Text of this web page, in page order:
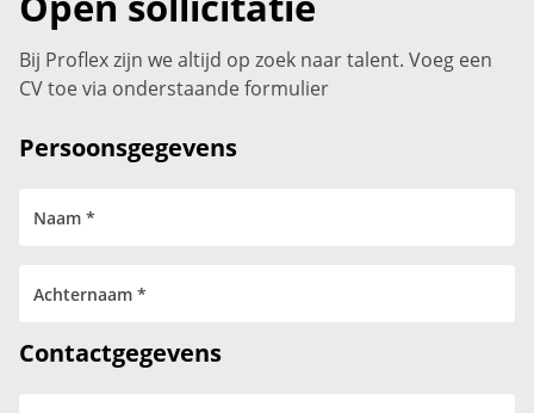
Bij Proflex zijn we altijd op zoek naar talent. Voeg een
CV toe via onderstaande formulier
Persoonsgegevens
Contactgegevens